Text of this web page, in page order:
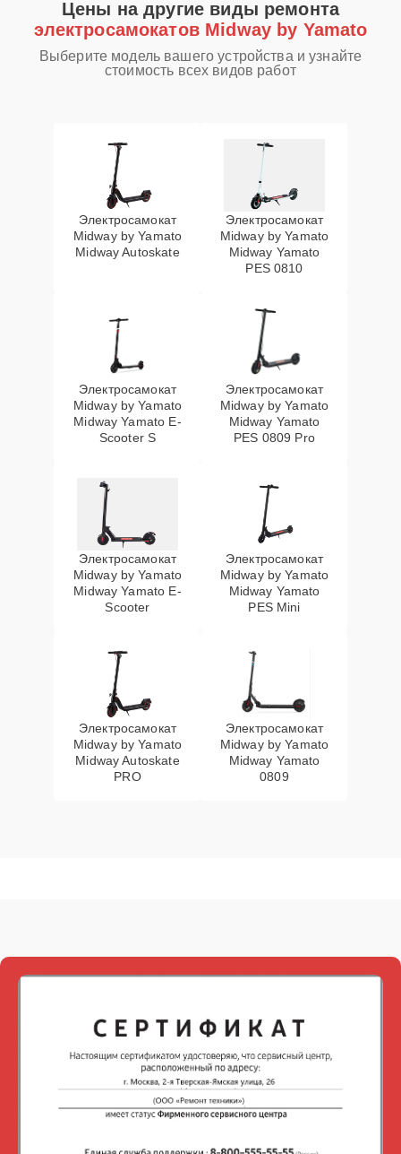
Цены на другие виды ремонта
электросамокатов Midway by Yamato
Выберите модель вашего устройства и узнайте
стоимость всех видов работ
Электросамокат
Midway by Yamato
Midway Autoskate
Электросамокат
Midway by Yamato
Midway Yamato
PES 0810
Электросамокат
Midway by Yamato
Midway Yamato E-
Scooter S
Электросамокат
Midway by Yamato
Midway Yamato
PES 0809 Pro
Электросамокат
Midway by Yamato
Midway Yamato E-
Scooter
Электросамокат
Midway by Yamato
Midway Yamato
PES Mini
Электросамокат
Midway by Yamato
Midway Autoskate
PRO
Электросамокат
Midway by Yamato
Midway Yamato
0809